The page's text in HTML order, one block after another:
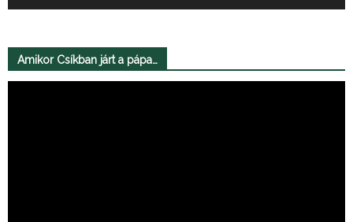
Amikor Csíkban járt a pápa…